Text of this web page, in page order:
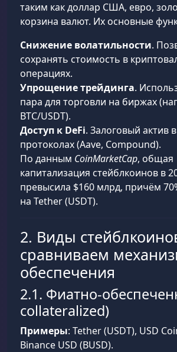
таким как доллар США, евро,
корзина валют. Их основные
Снижение волатильности.
сохранять стоимость в
операциях.
Упрощение трейдинга.
пара для торговли на биржах
BTC/USDT).
Доступ к DeFi. Залоговый актив
протоколах (Aave, Compound).
По данным CoinMarketCap, общая
капитализация стейблкоинов в
превысила $160 млрд, причём
на Tether (USDT).
2. Виды
сравниваем
обеспечения
2.1. Фиатно-
collateralized)
Примеры: Tether (USDT), USD
Binance USD (BUSD).